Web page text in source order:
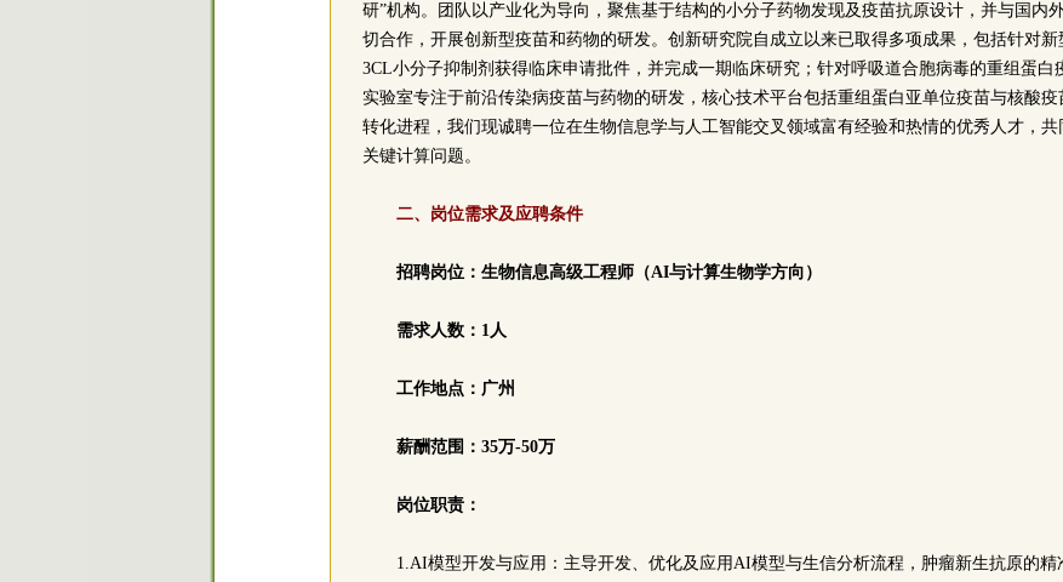
研”机构。团队以产业化为导向，聚焦基于结构的小分子药物发现及疫苗抗原设计，并与国内
切合作，开展创新型疫苗和药物的研发。创新研究院自成立以来已取得多项成果，包括针对
3CL小分子抑制剂获得临床申请批件，并完成一期临床研究；针对呼吸道合胞病毒的重组蛋白
实验室专注于前沿传染病疫苗与药物的研发，核心技术平台包括重组蛋白亚单位疫苗与核酸
转化进程，我们现诚聘一位在生物信息学与人工智能交叉领域富有经验和热情的优秀人才，
关键计算问题。
二、岗位需求及应聘条件
招聘岗位：生物信息高级工程师（AI与计算生物学方向）
需求人数：1人
工作地点：广州
薪酬范围：35万-50万
岗位职责：
1.AI模型开发与应用：主导开发、优化及应用AI模型与生信分析流程，肿瘤新生抗原的